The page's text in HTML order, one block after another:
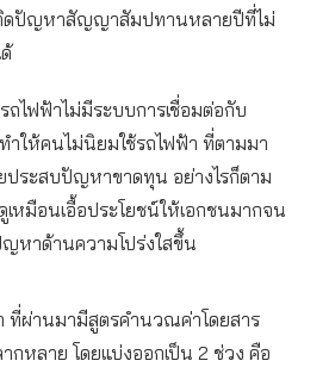
ดปัญหาสัญญาสัมปทานหลายปีที่ไม่
ไฟฟ้าไม่มีระบบการเชื่อมต่อกับ
ให้คนไม่นิยมใช้รถไฟฟ้า ที่ตามมา
ประสบปัญหาขาดทุน อย่างไรก็ตาม
เหมือนเอื้อประโยชน์ให้เอกชนมากจน
ญหาด้านความโปร่งใสขึ้น
ที่ผ่านมามีสูตรคำนวณค่าโดยสาร
กหลาย โดยแบ่งออกเป็น 2 ช่วง คือ